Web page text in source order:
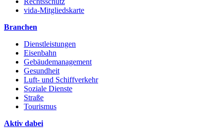
vida-Mitgliedskarte
Branchen
Dienstleistungen
Eisenbahn
Gebäudemanagement
Gesundheit
Luft- und Schiffverkehr
Soziale Dienste
Straße
Tourismus
Aktiv dabei